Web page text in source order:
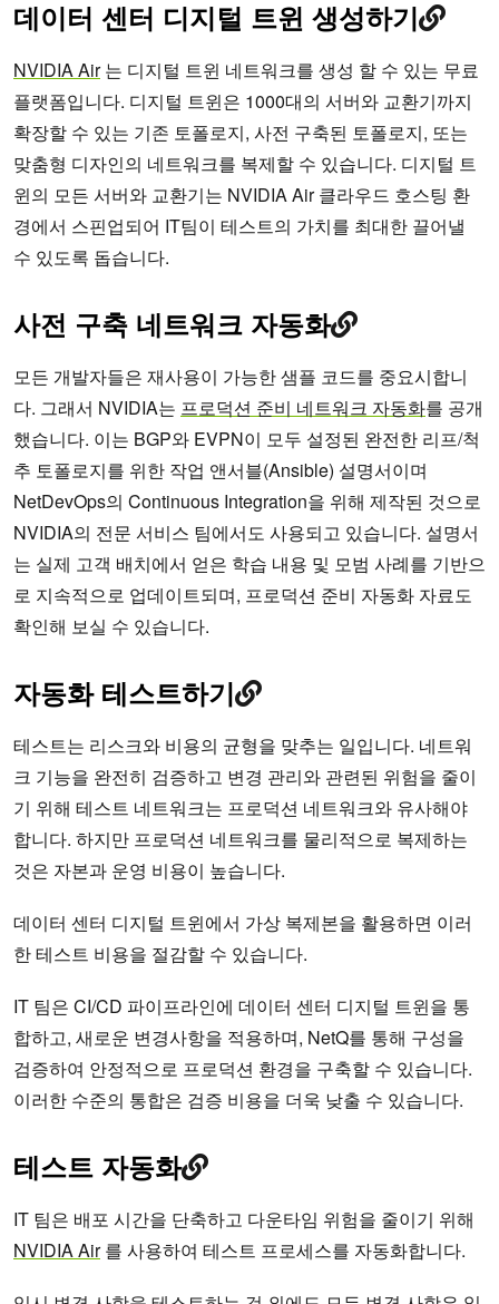
데이터 센터 디지털 트윈 생성하기
NVIDIA Air는 디지털 트윈 네트워크를 생성 할 수 있는 무료
플랫폼입니다. 디지털 트윈은 1000대의 서버와 교환기까지
확장할 수 있는 기존 토폴로지, 사전 구축된 토폴로지, 또는
맞춤형 디자인의 네트워크를 복제할 수 있습니다. 디지털 트
윈의 모든 서버와 교환기는 NVIDIA Air 클라우드 호스팅 환
경에서 스핀업되어 IT팀이 테스트의 가치를 최대한 끌어낼
수 있도록 돕습니다.
사전 구축 네트워크 자동화
모든 개발자들은 재사용이 가능한 샘플 코드를 중요시합니
다. 그래서 NVIDIA는 프로덕션 준비 네트워크 자동화를 공개
했습니다. 이는 BGP와 EVPN이 모두 설정된 완전한 리프/척
추 토폴로지를 위한 작업 앤서블(Ansible) 설명서이며
NetDevOps의 Continuous Integration을 위해 제작된 것으로
NVIDIA의 전문 서비스 팀에서도 사용되고 있습니다. 설명서
는 실제 고객 배치에서 얻은 학습 내용 및 모범 사례를 기반으
로 지속적으로 업데이트되며, 프로덕션 준비 자동화 자료도
확인해 보실 수 있습니다.
자동화 테스트하기
테스트는 리스크와 비용의 균형을 맞추는 일입니다. 네트워
크 기능을 완전히 검증하고 변경 관리와 관련된 위험을 줄이
기 위해 테스트 네트워크는 프로덕션 네트워크와 유사해야
합니다. 하지만 프로덕션 네트워크를 물리적으로 복제하는
것은 자본과 운영 비용이 높습니다.
데이터 센터 디지털 트윈에서 가상 복제본을 활용하면 이러
한 테스트 비용을 절감할 수 있습니다.
IT 팀은 CI/CD 파이프라인에 데이터 센터 디지털 트윈을 통
합하고, 새로운 변경사항을 적용하며, NetQ를 통해 구성을
검증하여 안정적으로 프로덕션 환경을 구축할 수 있습니다.
이러한 수준의 통합은 검증 비용을 더욱 낮출 수 있습니다.
테스트 자동화
IT 팀은 배포 시간을 단축하고 다운타임 위험을 줄이기 위해
NVIDIA Air를 사용하여 테스트 프로세스를 자동화합니다.